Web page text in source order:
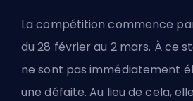
La compétition commence
du 28 février au 2 mars. À ce
ne sont pas immédiatement
une défaite. Au lieu de cela,